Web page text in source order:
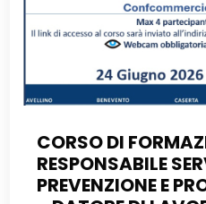
CORSO DI
RESPONSABILE
PREVENZIONE E